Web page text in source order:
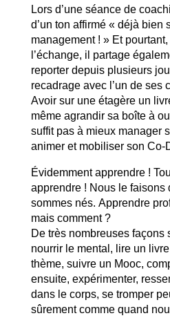
Lors d’une séance de
d’un ton affirmé « déjà bien
management ! » Et
l’échange, il partage
reporter depuis plusieurs
recadrage avec l’un de ses
Avoir sur une étagère un
même agrandir sa boîte à
suffit pas à mieux manager
animer et mobiliser son Co-
Évidemment apprendre !
apprendre ! Nous le faisons
sommes nés. Apprendre
mais comment ?
De très nombreuses façons
nourrir le mental, lire un
thème, suivre un Mooc,
ensuite, expérimenter,
dans le corps, se tromper
sûrement comme quand